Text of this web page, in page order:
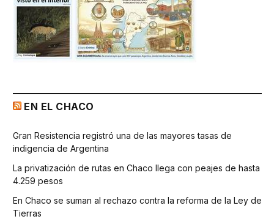
EN EL CHACO
Gran Resistencia registró una de las mayores tasas de
indigencia de Argentina
La privatización de rutas en Chaco llega con peajes de hasta
4.259 pesos
En Chaco se suman al rechazo contra la reforma de la Ley de
Tierras